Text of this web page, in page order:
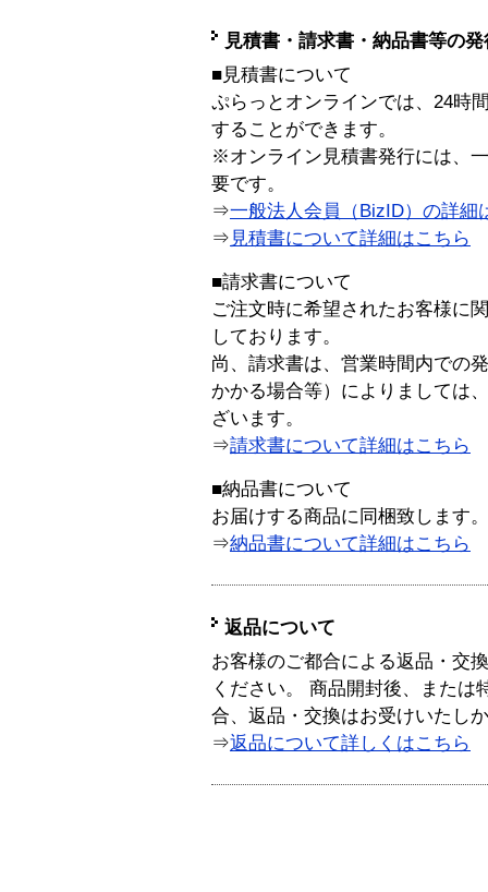
見積書・請求書・納品書等の
■見積書について
ぷらっとオンラインでは、24時
することができます。
※オンライン見積書発行には、
要です。
⇒一般法人会員（BizID）の詳細
⇒ 見積書について詳細はこちら
■請求書について
ご注文時に希望されたお客様に
しております。
尚、請求書は、営業時間内での
かかる場合等）によりましては
ざいます。
⇒請求書について詳細はこちら
■納品書について
お届けする商品に同梱致します。
⇒納品書について詳細はこちら
返品について
お客様のご都合による返品・交
ください。 商品開封後、または
合、返品・交換はお受けいたし
⇒返品について詳しくはこちら